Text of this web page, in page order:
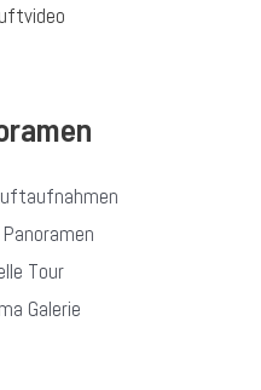
Tour
Galerie